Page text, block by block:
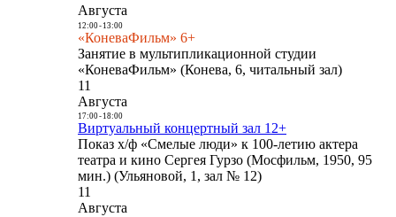
Августа
12:00- 13:00
«КоневаФильм» 6+
Занятие в мультипликационной студии
«КоневаФильм» (Конева, 6, читальный зал)
11
Августа
17:00- 18:00
Виртуальный концертный зал 12+
Показ х/ф «Смелые люди» к 100-летию актера
театра и кино Сергея Гурзо (Мосфильм, 1950, 95
мин.) (Ульяновой, 1, зал № 12)
11
Августа